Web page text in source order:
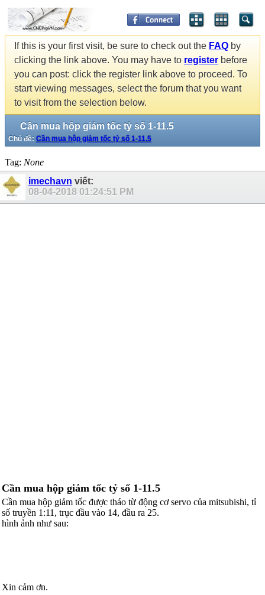
If this is your first visit, be sure to check out the FAQ by
clicking the link above. You may have to register before
you can post: click the register link above to proceed. To
start viewing messages, select the forum that you want
to visit from the selection below.
Cần mua hộp giảm tốc tỷ số 1-11.5
Chủ đề: Cần mua hộp giảm tốc tỷ số 1-11.5
Tag: None
imechavn viết:
08-04-2018 01:24:51 PM
Cần mua hộp giảm tốc tỷ số 1-11.5
Cần mua hộp giảm tốc được tháo từ động cơ servo của mitsubishi, tỉ
số truyền 1:11, trục đầu vào 14, đầu ra 25.
hình ảnh như sau:
Xin cảm ơn.